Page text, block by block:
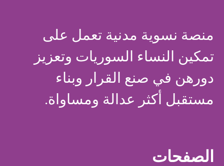
منصة نسوية مدنية تعمل على
تمكين النساء السوريات وتعزيز
دورهن في صنع القرار وبناء
مستقبل أكثر عدالة ومساواة.
الصفحات